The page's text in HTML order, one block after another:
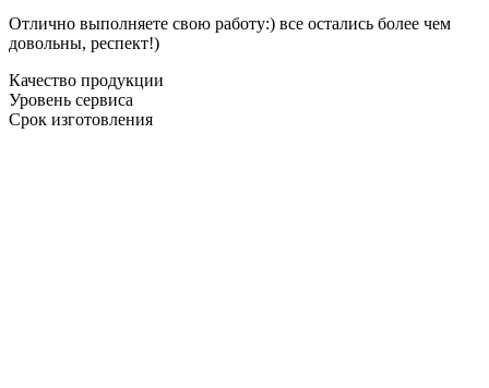
Отлично выполняете свою работу:) все остались более чем
довольны, респект!)
Качество продукции
Уровень сервиса
Срок изготовления